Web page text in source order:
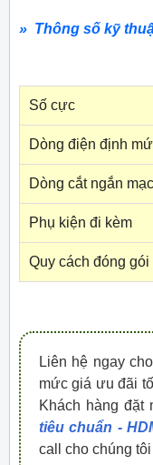
» Thông số kỹ
Số cực
Dòng điện định
Dòng cắt ngắn
Phụ kiện đi kèm
Quy cách đóng gói
Liên hệ ngay
mức giá ưu đãi
Khách hàng đặt
tiêu chuẩn -
call cho chúng